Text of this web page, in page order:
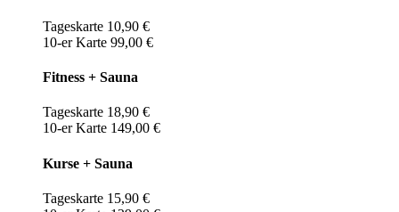
Tageskarte 10,90 €
10-er Karte 99,00 €
Fitness + Sauna
Tageskarte 18,90 €
10-er Karte 149,00 €
Kurse + Sauna
Tageskarte 15,90 €